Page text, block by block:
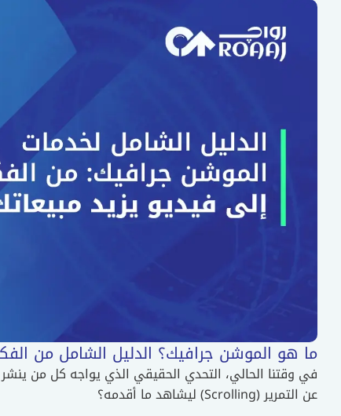
ما هو الموشن جرافيك؟ الدليل الشامل من
في وقتنا الحالي، التحدي الحقيقي الذي يواجه كل من
عن التمرير (Scrolling) ليشاهد ما أقدمه؟